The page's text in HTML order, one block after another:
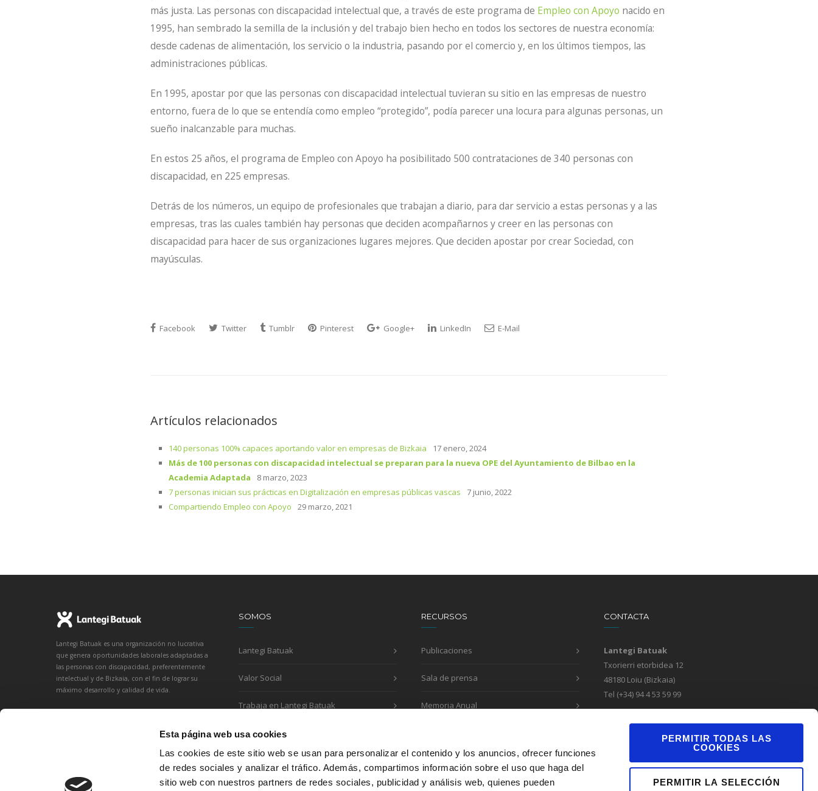
Esta página web usa cookies
Las cookies de este sitio web se usan para personalizar el contenido y los anuncios, ofrecer funciones
de redes sociales y analizar el tráfico. Además, compartimos información sobre el uso que haga del
sitio web con nuestros partners de redes sociales, publicidad y análisis web, quienes pueden
PERMITIR TODAS LAS
COOKIES
PERMITIR LA SELECCIÓN
más justa. Las personas con discapacidad intelectual que, a través de este programa de Empleo con Apoyo nacido en
1995, han sembrado la semilla de la inclusión y del trabajo bien hecho en todos los sectores de nuestra economía:
desde cadenas de alimentación, los servicio o la industria, pasando por el comercio y, en los últimos tiempos, las
administraciones públicas.
En 1995, apostar por que las personas con discapacidad intelectual tuvieran su sitio en las empresas de nuestro
entorno, fuera de lo que se entendía como empleo “protegido”, podía parecer una locura para algunas personas, un
sueño inalcanzable para muchas.
En estos 25 años, el programa de Empleo con Apoyo ha posibilitado 500 contrataciones de 340 personas con
discapacidad, en 225 empresas.
Detrás de los números, un equipo de profesionales que trabajan a diario, para dar servicio a estas personas y a las
empresas, tras las cuales también hay personas que deciden acompañarnos y creer en las personas con
discapacidad para hacer de sus organizaciones lugares mejores. Que deciden apostar por crear Sociedad, con
mayúsculas.
Facebook Twitter Tumblr Pinterest Google+ LinkedIn E-Mail
Artículos relacionados
140 personas 100% capaces aportando valor en empresas de Bizkaia
17 enero, 2024
Más de 100 personas con discapacidad intelectual se preparan para la nueva OPE del Ayuntamiento de Bilbao en la
Academia Adaptada
8 marzo, 2023
7 personas inician sus prácticas en Digitalización en empresas públicas vascas
7 junio, 2022
Compartiendo Empleo con Apoyo
29 marzo, 2021
Lantegi Batuak es una organización no lucrativa
que genera oportunidades laborales adaptadas a
las personas con discapacidad, preferentemente
intelectual y de Bizkaia, con el fin de lograr su
máximo desarrollo y calidad de vida.
SOMOS
Lantegi Batuak
Valor Social
Trabaja en Lantegi Batuak
RECURSOS
Publicaciones
Sala de prensa
Memoria Anual
CONTACTA
Lantegi Batuak
Txorierri etorbidea 12
48180 Loiu (Bizkaia)
Tel (+34) 94 4 53 59 99
Canal de denuncias